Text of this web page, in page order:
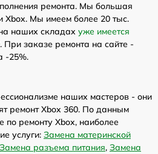
ремонта. Мы большая
Xbox. Мы имеем более 20 тыс.
наших складах уже имеется
. При заказе ремонта на сайте -
-25%.
наших мастеров - они
ремонт Xbox 360. По данным
по ремонту Xbox, наиболее
услуги: Замена материнской
Замена разъема питания, Замена